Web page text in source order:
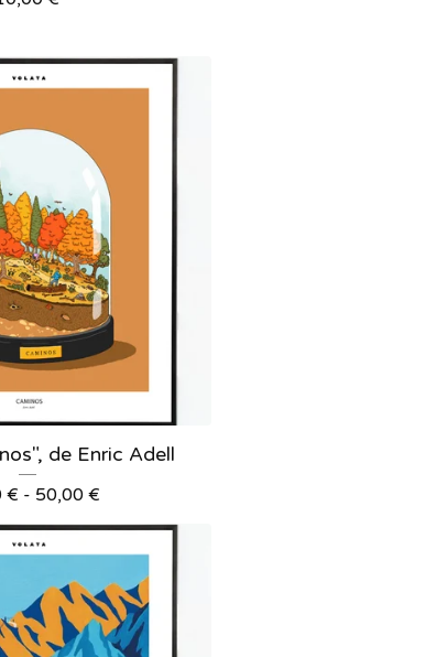
de Enric Adell
€ - 50,00€